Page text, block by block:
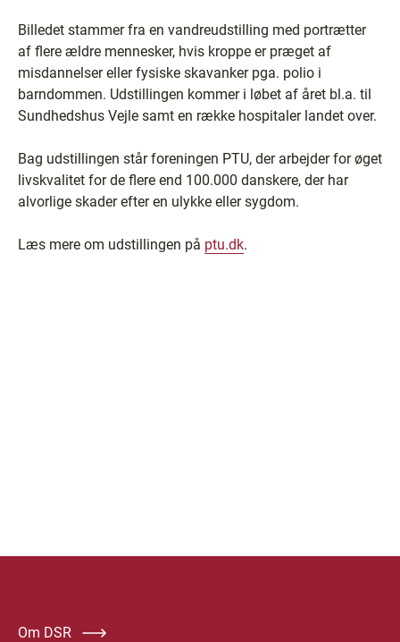
Billedet stammer fra en vandreudstilling med portrætter
af flere ældre mennesker, hvis kroppe er præget af
misdannelser eller fysiske skavanker pga. polio i
barndommen. Udstillingen kommer i løbet af året bl.a. til
Sundhedshus Vejle samt en række hospitaler landet over.
Bag udstillingen står foreningen PTU, der arbejder for øget
livskvalitet for de flere end 100.000 danskere, der har
alvorlige skader efter en ulykke eller sygdom.
Læs mere om udstillingen på ptu.dk.
Om DSR